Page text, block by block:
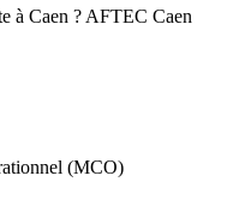
à Caen ? AFTEC Caen
(MCO)